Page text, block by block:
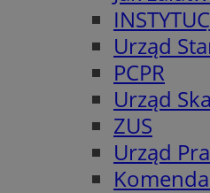
Urząd
PCPR
Urząd
ZUS
Urząd